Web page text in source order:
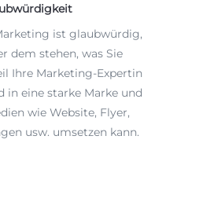
ist glaubwürdig,
dem stehen, was Sie
Ihre Marketing-Expertin
in eine starke Marke und
wie Website, Flyer,
usw. umsetzen kann.